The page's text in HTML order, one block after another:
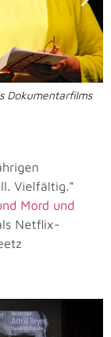
Dokumentarfilms
Vielfältig.“
Mord und
Netflix-